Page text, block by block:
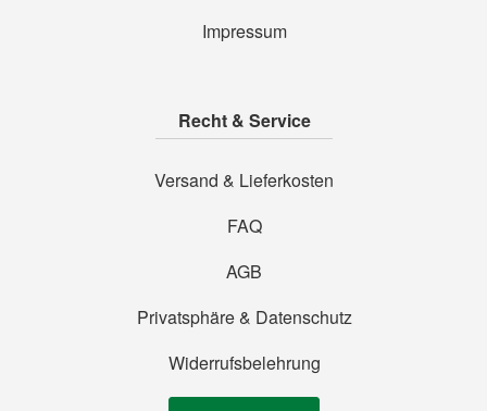
Impressum
Recht & Service
Versand & Lieferkosten
FAQ
AGB
Privatsphäre & Datenschutz
Widerrufsbelehrung